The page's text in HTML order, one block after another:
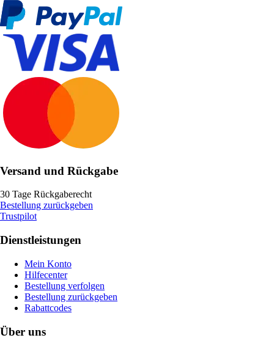
Versand und Rückgabe
30 Tage Rückgaberecht
Bestellung zurückgeben
Trustpilot
Dienstleistungen
Mein Konto
Hilfecenter
Bestellung verfolgen
Bestellung zurückgeben
Rabattcodes
Über uns